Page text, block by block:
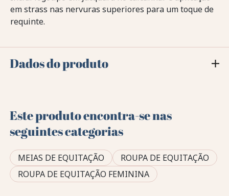
em strass nas nervuras superiores para um toque de
requinte.
Dados do produto
Este produto encontra-se nas
seguintes categorias
MEIAS DE EQUITAÇÃO
ROUPA DE EQUITAÇÃO
ROUPA DE EQUITAÇÃO FEMININA